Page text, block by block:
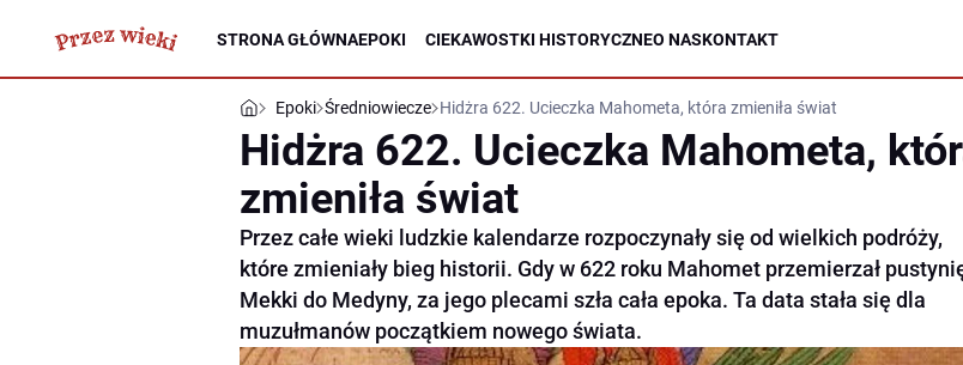
STRONA GŁÓWNAEPOKI CIEKAWOSTKI HISTORYCZNEO NASKONTAKT
Epoki Średniowiecze Hidżra 622. Ucieczka Mahometa, która zmieniła świat
Hidżra 622. Ucieczka Mahometa,
zmieniła świat
Przez całe wieki ludzkie kalendarze rozpoczynały się od wielkich podróży,
które zmieniały bieg historii. Gdy w 622 roku Mahomet przemierzał
Mekki do Medyny, za jego plecami szła cała epoka. Ta data stała się dla
muzułmanów początkiem nowego świata.